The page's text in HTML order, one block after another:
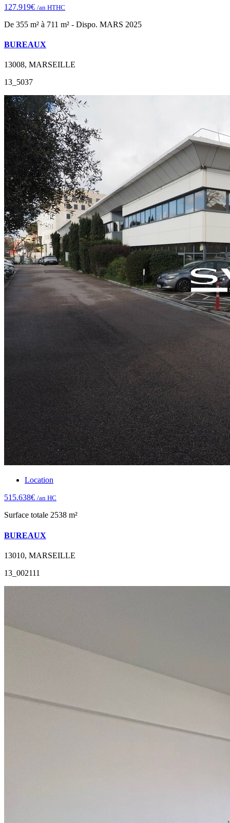
127.919€ /an HTHC
De 355 m² à 711 m² - Dispo. MARS 2025
BUREAUX
13008, MARSEILLE
13_5037
Location
515.638€ /an HC
Surface totale 2538 m²
BUREAUX
13010, MARSEILLE
13_002111